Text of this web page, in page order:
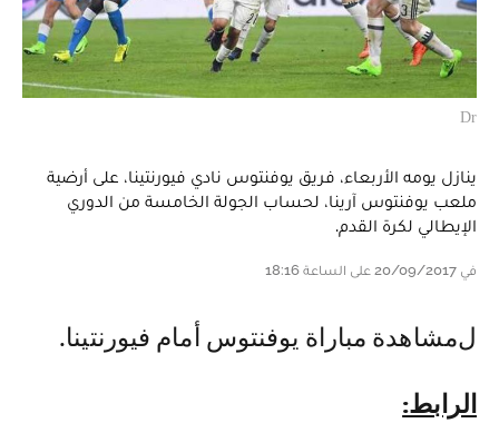
Dr
ينازل يومه الأربعاء، فريق يوفنتوس نادي فيورنتينا، على أرضية
ملعب يوفنتوس آرينا، لحساب الجولة الخامسة من الدوري
الإيطالي لكرة القدم.
في 20/09/2017 على الساعة 18:16
لمشاهدة مباراة يوفنتوس أمام فيورنتينا.
الرابط: